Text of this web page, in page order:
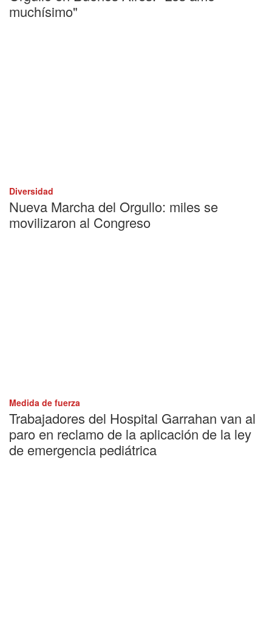
muchísimo"
Diversidad
Nueva Marcha del Orgullo: miles se
movilizaron al Congreso
Medida de fuerza
Trabajadores del Hospital Garrahan van al
paro en reclamo de la aplicación de la ley
de emergencia pediátrica